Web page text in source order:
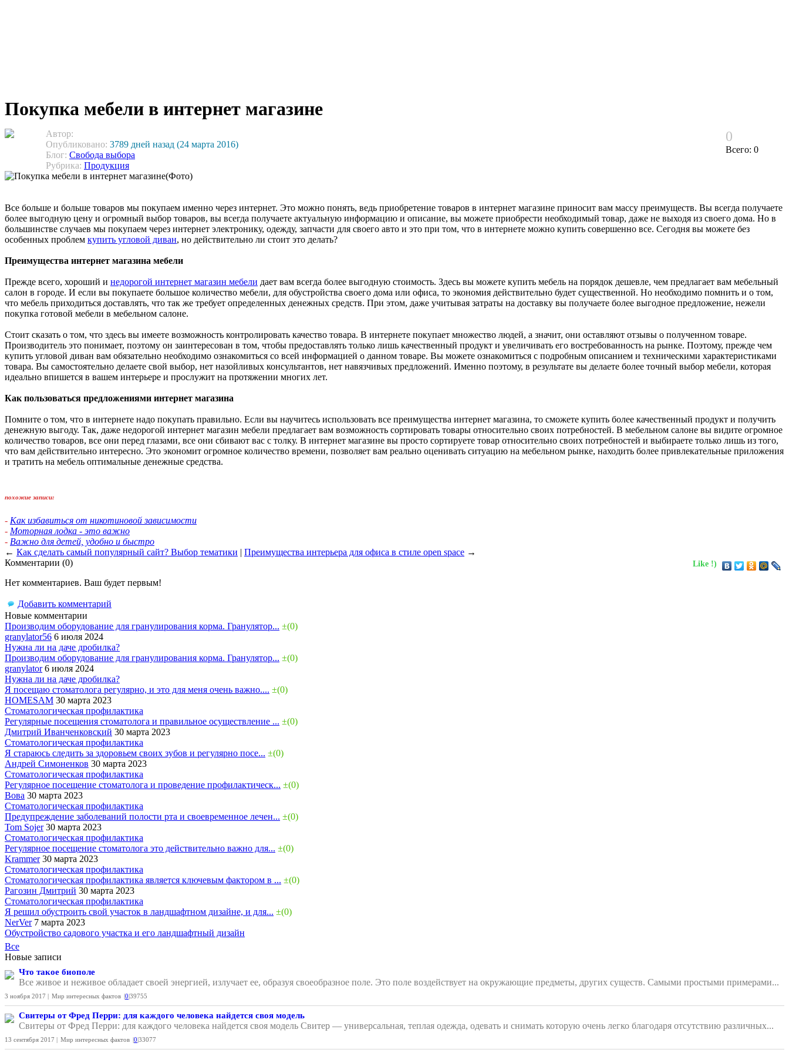
Покупка мебели в интернет магазине
Автор:
Опубликовано: 3789 дней назад (24 марта 2016)
Блог: Свобода выбора
Рубрика: Продукция
0
Всего: 0
Все больше и больше товаров мы покупаем именно через интернет. Это можно понять, ведь приобретение товаров в интернет магазине приносит вам массу преимуществ. Вы всегда получаете
более выгодную цену и огромный выбор товаров, вы всегда получаете актуальную информацию и описание, вы можете приобрести необходимый товар, даже не выходя из своего дома. Но в
большинстве случаев мы покупаем через интернет электронику, одежду, запчасти для своего авто и это при том, что в интернете можно купить совершенно все. Сегодня вы можете без
особенных проблем купить угловой диван, но действительно ли стоит это делать?
Преимущества интернет магазина мебели
Прежде всего, хороший и недорогой интернет магазин мебели дает вам всегда более выгодную стоимость. Здесь вы можете купить мебель на порядок дешевле, чем предлагает вам мебельный
салон в городе. И если вы покупаете большое количество мебели, для обустройства своего дома или офиса, то экономия действительно будет существенной. Но необходимо помнить и о том,
что мебель приходиться доставлять, что так же требует определенных денежных средств. При этом, даже учитывая затраты на доставку вы получаете более выгодное предложение, нежели
покупка готовой мебели в мебельном салоне.
Стоит сказать о том, что здесь вы имеете возможность контролировать качество товара. В интернете покупает множество людей, а значит, они оставляют отзывы о полученном товаре.
Производитель это понимает, поэтому он заинтересован в том, чтобы предоставлять только лишь качественный продукт и увеличивать его востребованность на рынке. Поэтому, прежде чем
купить угловой диван вам обязательно необходимо ознакомиться со всей информацией о данном товаре. Вы можете ознакомиться с подробным описанием и техническими характеристиками
товара. Вы самостоятельно делаете свой выбор, нет назойливых консультантов, нет навязчивых предложений. Именно поэтому, в результате вы делаете более точный выбор мебели, которая
идеально впишется в вашем интерьере и прослужит на протяжении многих лет.
Как пользоваться предложениями интернет магазина
Помните о том, что в интернете надо покупать правильно. Если вы научитесь использовать все преимущества интернет магазина, то сможете купить более качественный продукт и получить
денежную выгоду. Так, даже недорогой интернет магазин мебели предлагает вам возможность сортировать товары относительно своих потребностей. В мебельном салоне вы видите огромное
количество товаров, все они перед глазами, все они сбивают вас с толку. В интернет магазине вы просто сортируете товар относительно своих потребностей и выбираете только лишь из того,
что вам действительно интересно. Это экономит огромное количество времени, позволяет вам реально оценивать ситуацию на мебельном рынке, находить более привлекательные приложения
и тратить на мебель оптимальные денежные средства.
похожие записи:
- Как избавиться от никотиновой зависимости
- Моторная лодка - это важно
- Важно для детей, удобно и быстро
← Как сделать самый популярный сайт? Выбор тематики | Преимущества интерьера для офиса в стиле open space →
Like !)
Комментарии (0)
Нет комментариев. Ваш будет первым!
Добавить комментарий
Новые комментарии
Производим оборудование для гранулирования корма. Гранулятор... ±(0)
granylator56 6 июля 2024
Нужна ли на даче дробилка?
Производим оборудование для гранулирования корма. Гранулятор... ±(0)
granylator6 июля 2024
Нужна ли на даче дробилка?
Я посещаю стоматолога регулярно, и это для меня очень важно.... ±(0)
HOMESAM 30 марта 2023
Стоматологическая профилактика
Регулярные посещения стоматолога и правильное осуществление ... ±(0)
Дмитрий Иванченковский 30 марта 2023
Стоматологическая профилактика
Я стараюсь следить за здоровьем своих зубов и регулярно посе... ±(0)
Андрей Симоненков 30 марта 2023
Стоматологическая профилактика
Регулярное посещение стоматолога и проведение профилактическ... ±(0)
Вова 30 марта 2023
Стоматологическая профилактика
Предупреждение заболеваний полости рта и своевременное лечен... ±(0)
Tom Sojer30 марта 2023
Стоматологическая профилактика
Регулярное посещение стоматолога это действительно важно для... ±(0)
Krammer30 марта 2023
Стоматологическая профилактика
Стоматологическая профилактика является ключевым фактором в ... ±(0)
Рагозин Дмитрий 30 марта 2023
Стоматологическая профилактика
Я решил обустроить свой участок в ландшафтном дизайне, и для... ±(0)
NerVer7 марта 2023
Обустройство садового участка и его ландшафтный дизайн
Все
Новые записи
Что такое биополе
Все живое и неживое обладает своей энергией, излучает ее, образуя своеобразное поле. Это поле воздействует на окружающие предметы, других существ. Самыми простыми примерами...
3 ноября 2017 | Мир интересных фактов 0 39755
Свитеры от Фред Перри: для каждого человека найдется своя модель
Свитеры от Фред Перри: для каждого человека найдется своя модель Свитер — универсальная, теплая одежда, одевать и снимать которую очень легко благодаря отсутствию различных...
13 сентября 2017 | Мир интересных фактов 0 33077